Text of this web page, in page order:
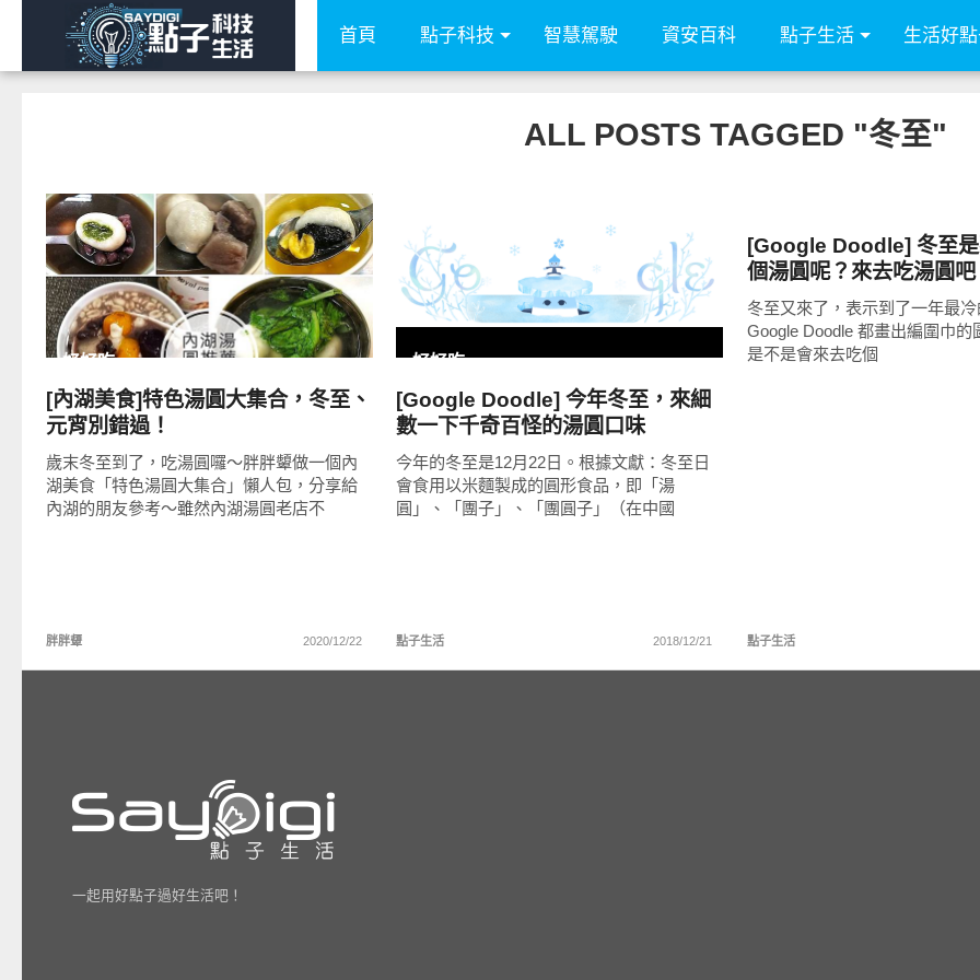
首頁 點子科技 智慧駕駛 資安百科 點子生活 生活好
ALL POSTS TAGGED "冬至"
READ
MORE
好好吃
[內湖美食]特色湯圓大集合，冬至、
元宵別錯過！
歲末冬至到了，吃湯圓囉～胖胖顰做一個內
湖美食「特色湯圓大集合」懶人包，分享給
內湖的朋友參考～雖然內湖湯圓老店不
胖胖顰 2020/12/22
READ
MORE
好好吃
[Google Doodle] 今年冬至，來細
數一下千奇百怪的湯圓口味
今年的冬至是12月22日。根據文獻：冬至日
會食用以米麵製成的圓形食品，即「湯
圓」、「團子」、「團圓子」（在中國
點子生活 2018/12/21
[Google Doodle] 冬至
個湯圓呢？來去吃湯圓吧
冬至又來了，表示到了一年最
Google Doodle 都畫出編圍巾的
是不是會來去吃個
點子生活
一起用好點子過好生活吧！